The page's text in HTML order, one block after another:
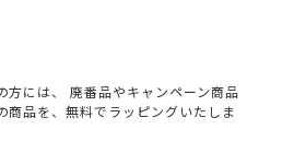
方には、 廃番品やキャンペーン商品
商品を、無料でラッピングいたしま